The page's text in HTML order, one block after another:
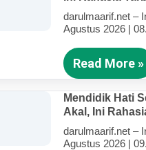
SAW Bagi
Terluka
darulmaarif.net –
Agustus 2026 |
Read More »
Mendidik Hati
Akal, Ini
Rosululloh
Yang Terluka
darulmaarif.net –
Agustus 2026 |